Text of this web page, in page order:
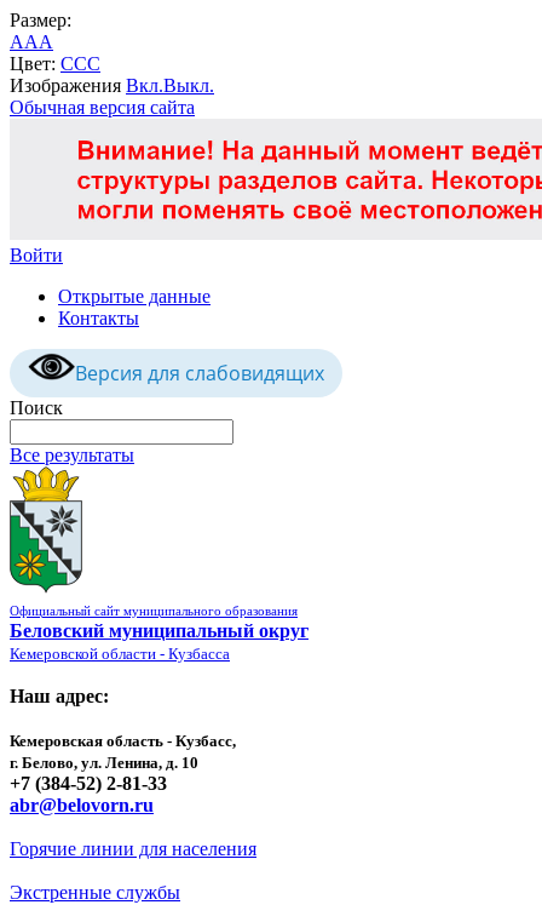
Размер:
AAA
Цвет: CCC
Изображения Вкл.Выкл.
Обычная версия сайта
Войти
Открытые данные
Контакты
Версия для слабовидящих
Поиск
Все результаты
Официальный сайт муниципального образования
Беловский муниципальный округ
Кемеровской области - Кузбасса
Наш адрес:
Кемеровская область - Кузбасс,
г. Белово, ул. Ленина, д. 10
+7 (384-52) 2-81-33
abr@belovorn.ru
Горячие линии для населения
Экстренные службы